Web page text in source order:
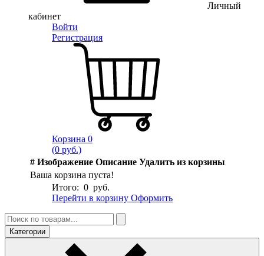
Личный
кабинет
Войти
Регистрация
Корзина 0
(0 руб.)
# Изображение Описание Удалить из корзины
Ваша корзина пуста!
Итого: 0 руб.
Перейти в корзину Оформить
Категории